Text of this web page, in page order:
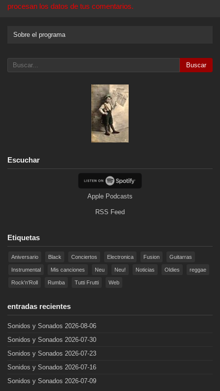
procesan los datos de tus comentarios.
Sobre el programa
Buscar
Escuchar
Apple Podcasts
RSS Feed
Etiquetas
Aniversario Black Conciertos Electronica Fusion Guitarras
Instrumental Mis canciones Neu Neu! Noticias Oldies reggae
Rock'n'Roll Rumba Tutti Frutti Web
entradas recientes
Sonidos y Sonados 2026-08-06
Sonidos y Sonados 2026-07-30
Sonidos y Sonados 2026-07-23
Sonidos y Sonados 2026-07-16
Sonidos y Sonados 2026-07-09